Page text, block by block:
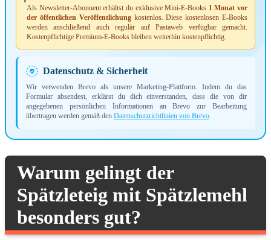
Als Newsletter-Abonnent erhältst du exklusive Mini-E-Books 1 Monat vor
der öffentlichen Veröffentlichungkostenlos. Diese kostenlosen E-Books
werden anschließend auch regulär auf Pastaweb verfügbar gemacht.
Kostenpflichtige Premium-E-Books bleiben weiterhin kostenpflichtig.
Datenschutz & Sicherheit
Wir verwenden Brevo als unsere Marketing-Plattform. Indem du das
Formular absendest, erklärst du dich einverstanden, dass die von dir
angegebenen persönlichen Informationen an Brevo zur Bearbeitung
übertragen werden gemäß den Datenschutzrichtlinien von Brevo
Warum gelingt der
Spätzleteig mit Spätzlemehl
besonders gut?